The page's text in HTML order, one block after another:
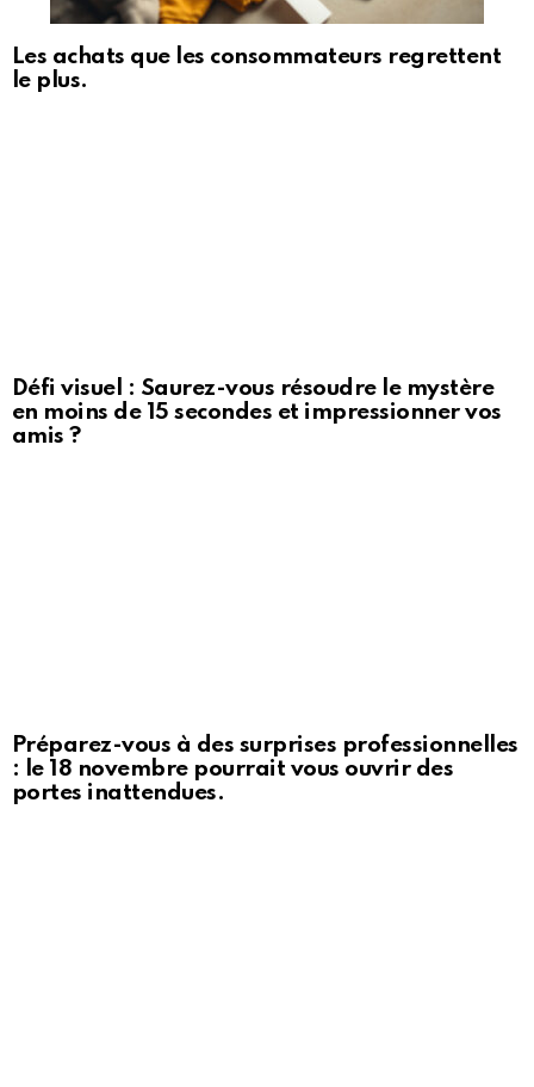
Les achats que les consommateurs regrettent
le plus.
Défi visuel : Saurez-vous résoudre le mystère
en moins de 15 secondes et impressionner vos
amis ?
Préparez-vous à des surprises professionnelles
: le 18 novembre pourrait vous ouvrir des
portes inattendues.